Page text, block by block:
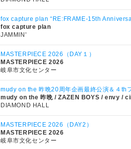
fox capture plan “RE:FRAME-15th
fox capture plan
JAMMIN'
MASTERPIECE 2026（DAY１）
MASTERPIECE 2026
岐阜市文化センター
mudy on the 昨晩20周年企画最終公演＆４th
mudy on the 昨晩 / ZAZEN BOYS / envy /
DIAMOND HALL
MASTERPIECE 2026（DAY2）
MASTERPIECE 2026
岐阜市文化センター